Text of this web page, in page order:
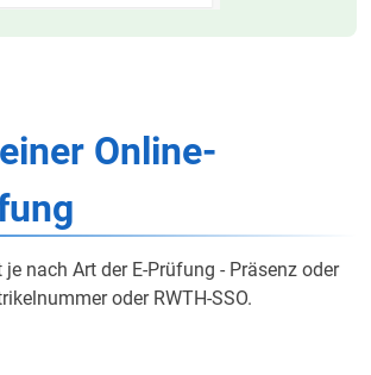
Online-
nach Art der E-Prüfung - Präsenz oder
oder RWTH-SSO.